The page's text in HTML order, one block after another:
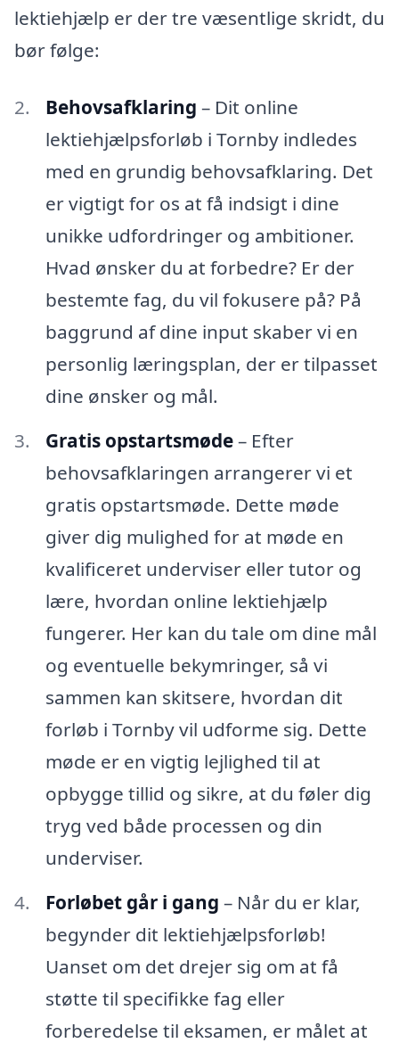
lektiehjælp er der tre væsentlige skridt, du
bør følge:
Behovsafklaring – Dit online
lektiehjælpsforløb i Tornby indledes
med en grundig behovsafklaring. Det
er vigtigt for os at få indsigt i dine
unikke udfordringer og ambitioner.
Hvad ønsker du at forbedre? Er der
bestemte fag, du vil fokusere på? På
baggrund af dine input skaber vi en
personlig læringsplan, der er tilpasset
dine ønsker og mål.
Gratis opstartsmøde– Efter
behovsafklaringen arrangerer vi et
gratis opstartsmøde. Dette møde
giver dig mulighed for at møde en
kvalificeret underviser eller tutor og
lære, hvordan online lektiehjælp
fungerer. Her kan du tale om dine mål
og eventuelle bekymringer, så vi
sammen kan skitsere, hvordan dit
forløb i Tornby vil udforme sig. Dette
møde er en vigtig lejlighed til at
opbygge tillid og sikre, at du føler dig
tryg ved både processen og din
underviser.
Forløbet går i gang – Når du er klar,
begynder dit lektiehjælpsforløb!
Uanset om det drejer sig om at få
støtte til specifikke fag eller
forberedelse til eksamen, er målet at